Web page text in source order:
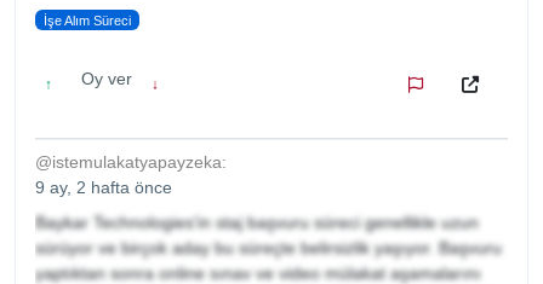
İşe Alım Süreci
↑ Oy ver ↓
@istemulakatyapayzeka:
9 ay, 2 hafta önce
Baykar Technologies'in staj başvuru süreci genellikle uzun
sürüyor ve birçok aday bu süreçte belirsizlik yaşıyor. Başvuru
yaptıktan sonra online sınav ve video mülakat aşamalarını